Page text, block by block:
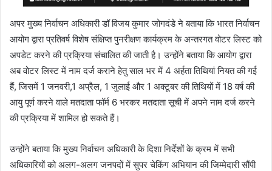
अपर मुख्य निर्वाचन अधिकारी डॉ विजय कुमार जोगदंडे ने बताया कि भारत निर्वाचन
आयोग द्वारा प्रतिवर्ष विशेष संक्षिप्त पुनरीक्षण कार्यक्रम के अन्तरगत वोटर लिस्ट को
अपडेट करने की प्रक्रिया संचालित की जाती है। उन्होंने बताया कि आयोग द्वारा
अब वोटर लिस्ट में नाम दर्ज कराने हेतु साल भर में 4 अर्हता तिथियां नियत की गई
हैं, जिसमें 1 जनवरी,1 अप्रैल, 1 जुलाई और 1 अक्टूबर की तिथियों में 18 वर्ष की
आयु पूर्ण करने वाले मतदाता फॉर्म 6 भरकर मतदाता सूची में अपने नाम दर्ज करने
की प्रक्रिया में शामिल हो सकते हैं।
उन्होंने बताया कि मुख्य निर्वाचन अधिकारी के दिशा निर्देशों के क्रम में सभी
अधिकारियों को अलग-अलग जनपदों में सुपर चेकिंग अभियान की जिम्मेदारी सौंपी